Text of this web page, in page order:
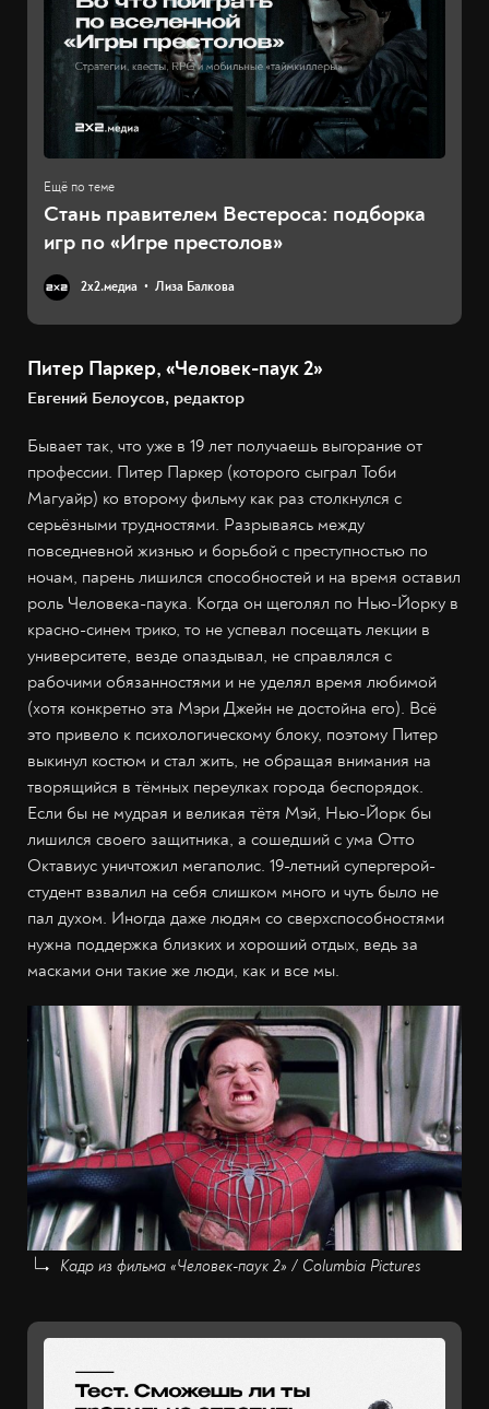
Стань правителем Вестероса: подборка
игр по «Игре престолов»
2х2.медиа Лиза Балкова
Питер Паркер, «Человек-паук 2»
Евгений Белоусов, редактор
Бывает так, что уже в 19 лет получаешь выгорание от
профессии. Питер Паркер (которого сыграл Тоби
Магуайр) ко второму фильму как раз столкнулся с
серьёзными трудностями. Разрываясь между
повседневной жизнью и борьбой с преступностью по
ночам, парень лишился способностей и на время оставил
роль Человека-паука. Когда он щеголял по Нью-Йорку в
красно-синем трико, то не успевал посещать лекции в
университете, везде опаздывал, не справлялся с
рабочими обязанностями и не уделял время любимой
(хотя конкретно эта Мэри Джейн не достойна его). Всё
это привело к психологическому блоку, поэтому Питер
выкинул костюм и стал жить, не обращая внимания на
творящийся в тёмных переулках города беспорядок.
Если бы не мудрая и великая тётя Мэй, Нью-Йорк бы
лишился своего защитника, а сошедший с ума Отто
Октавиус уничтожил мегаполис. 19-летний супергерой-
студент взвалил на себя слишком много и чуть было не
пал духом. Иногда даже людям со сверхспособностями
нужна поддержка близких и хороший отдых, ведь за
масками они такие же люди, как и все мы.
Кадр из фильма «Человек-паук 2» / Columbia Pictures